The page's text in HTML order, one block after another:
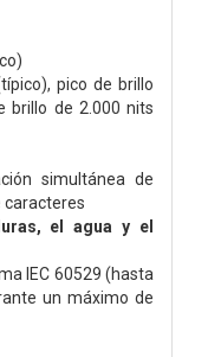
pico de brillo
brillo de 2.000 nits
simultánea de
caracteres
el agua y el
IEC 60529 (hasta
un máximo de